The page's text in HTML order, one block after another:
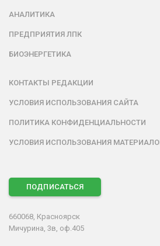
АНАЛИТИКА
ПРЕДПРИЯТИЯ ЛПК
БИОЭНЕРГЕТИКА
КОНТАКТЫ РЕДАКЦИИ
УСЛОВИЯ ИСПОЛЬЗОВАНИЯ САЙТА
ПОЛИТИКА КОНФИДЕНЦИАЛЬНОСТИ
УСЛОВИЯ ИСПОЛЬЗОВАНИЯ
ПОДПИСАТЬСЯ
660068, Красноярск
Мичурина, 3в, оф.405